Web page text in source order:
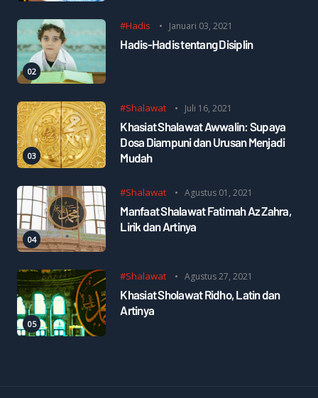
#Hadis Januari 03, 2021
Hadis-Hadis tentang Disiplin
#Shalawat Juli 16, 2021
Khasiat Shalawat Awwalin: Supaya
Dosa Diampuni dan Urusan Menjadi
Mudah
#Shalawat Agustus 01, 2021
Manfaat Shalawat Fatimah Az Zahra,
Lirik dan Artinya
#Shalawat Agustus 27, 2021
Khasiat Sholawat Ridho, Latin dan
Artinya